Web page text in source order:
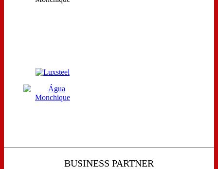
BUSINESS PARTNER